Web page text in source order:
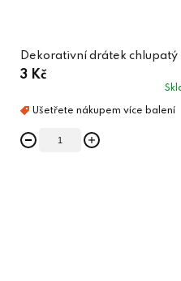
Dekorativní drátek
3 Kč